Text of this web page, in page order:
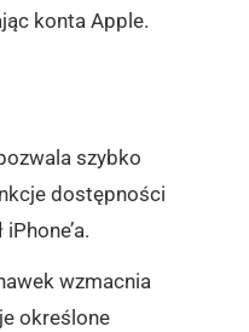
konta Apple.
szybko
dostępności
wzmacnia
określone